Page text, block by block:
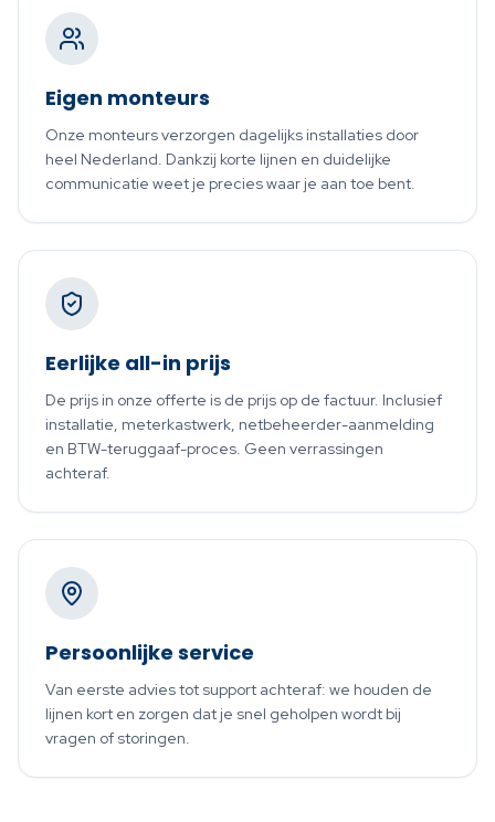
Eigen monteurs
Onze monteurs verzorgen dagelijks installaties door
heel Nederland. Dankzij korte lijnen en duidelijke
communicatie weet je precies waar je aan toe bent.
Eerlijke all-in prijs
De prijs in onze offerte is de prijs op de factuur. Inclusief
installatie, meterkastwerk, netbeheerder-aanmelding
en BTW-teruggaaf-proces. Geen verrassingen
achteraf.
Persoonlijke service
Van eerste advies tot support achteraf: we houden de
lijnen kort en zorgen dat je snel geholpen wordt bij
vragen of storingen.